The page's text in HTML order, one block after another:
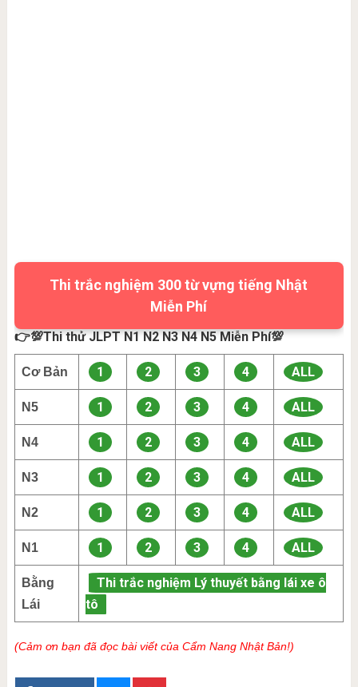
Thi trắc nghiệm 300 từ vựng tiếng Nhật
Miễn Phí
👉💯Thi thử JLPT N1 N2 N3 N4 N5 Miễn Phí💯
Cơ Bản 1 2 3 4 ALL
N5 1 2 3 4 ALL
N4 1 2 3 4 ALL
N3 1 2 3 4 ALL
N2 1 2 3 4 ALL
N1 1 2 3 4 ALL
Bằng
Lái
Thi trắc nghiệm Lý thuyết bằng lái xe ô
tô
(Cảm ơn bạn đã đọc bài viết của Cẩm Nang Nhật Bản!)